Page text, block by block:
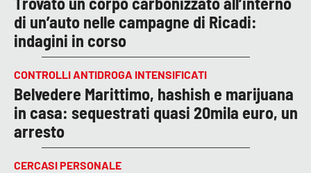
di un’auto nelle campagne di Ricadi:
indagini in corso
CONTROLLI ANTIDROGA INTENSIFICATI
Belvedere Marittimo, hashish e marijuana
in casa: sequestrati quasi 20mila euro, un
arresto
CERCASI PERSONALE